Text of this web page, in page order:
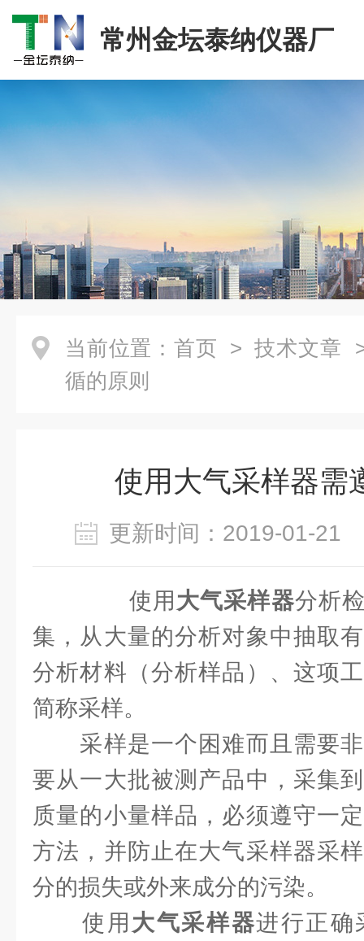
常州金坛泰纳仪器厂
当前位置： 首页 > 技术文章
循的原则
使用大气采样器需
更新时间：2019-01-
使用 大气采样器分析
集，从大量的分析对象中抽取
分析材料（分析样品）、这项
简称采样。
采样是一个困难而且需要非
要从一大批被测产品中，采集
质量的小量样品，必须遵守一
方法，并防止在大气采样器采
分的损失或外来成分的污染。
使用 大气采样器进行正确